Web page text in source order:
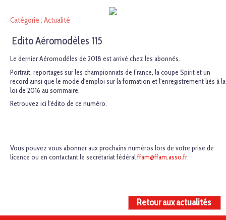
Catégorie : Actualité
Edito Aéromodèles 115
Le dernier Aéromodèles de 2018 est arrivé chez les abonnés.
Portrait, reportages sur les championnats de France, la coupe Spirit et un
record ainsi que le mode d'emploi sur la formation et l'enregistrement liés à la
loi de 2016 au sommaire.
Retrouvez ici l'édito de ce numéro.
Vous pouvez vous abonner aux prochains numéros lors de votre prise de
licence ou en contactant le secrétariat fédéralffam@ffam.asso.fr
Retour aux actualités